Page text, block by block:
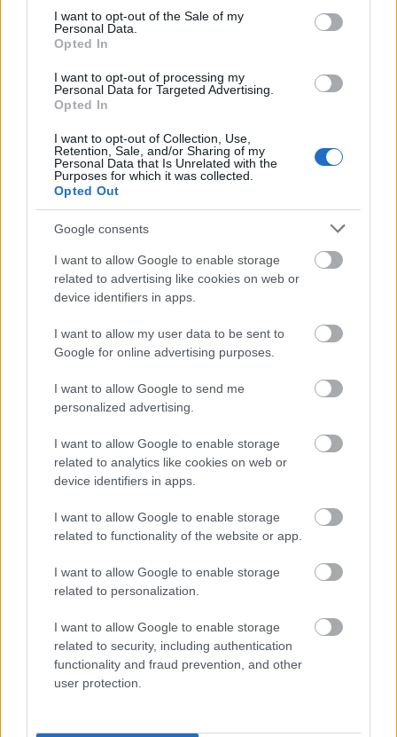
consent section.
I want to opt-out of the Sale of my
Personal Data.
Opted In
I want to opt-out of processing my
Personal Data for Targeted Advertising.
Opted In
I want to opt-out of Collection, Use,
Retention, Sale, and/or Sharing of my
Personal Data that Is Unrelated with the
Purposes for which it was collected.
Opted Out
Google consents
I want to allow Google to enable storage
related to advertising like cookies on web or
device identifiers in apps.
I want to allow my user data to be sent to
Google for online advertising purposes.
I want to allow Google to send me
personalized advertising.
I want to allow Google to enable storage
related to analytics like cookies on web or
device identifiers in apps.
I want to allow Google to enable storage
related to functionality of the website or app.
I want to allow Google to enable storage
related to personalization.
I want to allow Google to enable storage
related to security, including authentication
functionality and fraud prevention, and other
user protection.
aún no tienen el alta médica y son baja.
jornada 35
centrocampistas o delanteros
baratos, te ofrecemos cinco
Arambarri, novedad en el entrenamiento
El Getafe podrá contar con Arambarri para jugar contra el
Elche. El uruguayo no jugó por molestias en el tobillo en la
entrenamientos y estará disponible para Bordalás.
Pezzolano confirmó en la rueda de prensa previa al partido
contra el Cádiz que cuenta «al 99,9%» con todos los
jugadores a excepción de los lesionados de larga duración,
por lo que dio a entender que El Yamiq y Joaquín están
jornada 34.
Pedri y Araujo acabaron el partido contra el Espanyol con
molestias y no han entrado en la convocatoria para jugar